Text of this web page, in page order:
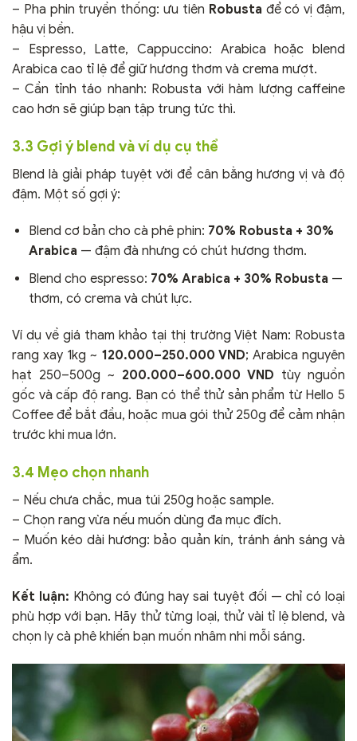
– Pha phin truyền thống: ưu tiên Robusta để có vị đậm,
hậu vị bền.
– Espresso, Latte, Cappuccino: Arabica hoặc blend
Arabica cao tỉ lệ để giữ hương thơm và crema mượt.
– Cần tỉnh táo nhanh: Robusta với hàm lượng caffeine
cao hơn sẽ giúp bạn tập trung tức thì.
3.3 Gợi ý blend và ví dụ cụ thể
Blend là giải pháp tuyệt vời để cân bằng hương vị và độ
đậm. Một số gợi ý:
Blend cơ bản cho cà phê phin: 70% Robusta + 30%
Arabica — đậm đà nhưng có chút hương thơm.
Blend cho espresso: 70% Arabica + 30% Robusta —
thơm, có crema và chút lực.
Ví dụ về giá tham khảo tại thị trường Việt Nam: Robusta
rang xay 1kg ~ 120.000–250.000 VND; Arabica nguyên
hạt 250–500g ~ 200.000–600.000 VND tùy nguồn
gốc và cấp độ rang. Bạn có thể thử sản phẩm từ Hello 5
Coffee để bắt đầu, hoặc mua gói thử 250g để cảm nhận
trước khi mua lớn.
3.4 Mẹo chọn nhanh
– Nếu chưa chắc, mua túi 250g hoặc sample.
– Chọn rang vừa nếu muốn dùng đa mục đích.
– Muốn kéo dài hương: bảo quản kín, tránh ánh sáng và
ẩm.
Kết luận: Không có đúng hay sai tuyệt đối — chỉ có loại
phù hợp với bạn. Hãy thử từng loại, thử vài tỉ lệ blend, và
chọn ly cà phê khiến bạn muốn nhâm nhi mỗi sáng.